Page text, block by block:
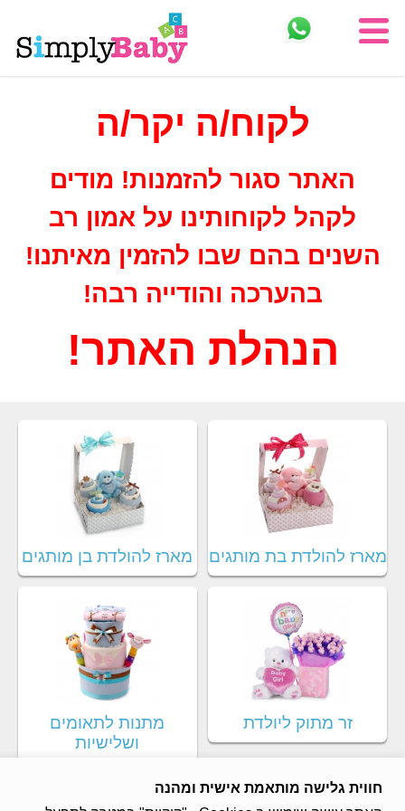
חווית גלישה מותאמת אישית ומהנה
לקוח/ה יקר/ה
האתר סגור להזמנות! מודים
לקהל לקוחותינו על אמון רב
השנים בהם שבו להזמין מאיתנו!
בהערכה והודייה רבה!
הנהלת האתר!
מארז להולדת בן מותגים מארז להולדת בת מותגים
מתנות לתאומים
ושלישיות
זר מתוק ליולדת